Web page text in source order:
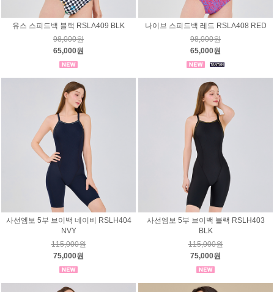
유스 스피드백 블랙 RSLA409 BLK
98,000원
65,000원
나이브 스피드백 레드 RSLA408 RED
98,000원
65,000원
사선엠보 5부 브이백 네이비 RSLH404
NVY
115,000원
75,000원
사선엠보 5부 브이백 블랙 RSLH403
BLK
115,000원
75,000원